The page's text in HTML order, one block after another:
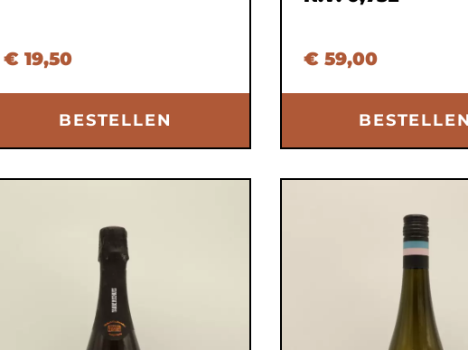
€ 19,50
BESTELLEN
€ 59,00